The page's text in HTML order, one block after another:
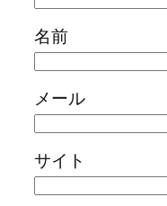
名前
メール
サイト